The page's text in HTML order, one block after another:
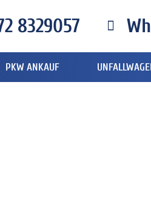
8329057
PKW ANKAUF